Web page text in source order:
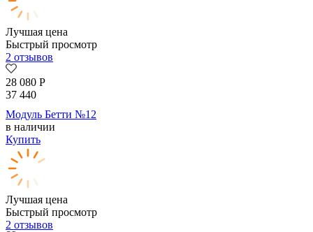
Лучшая цена
Быстрый просмотр
2 отзывов
28 080 Р
37 440
Модуль Бетти №12
в наличии
Купить
Лучшая цена
Быстрый просмотр
2 отзывов